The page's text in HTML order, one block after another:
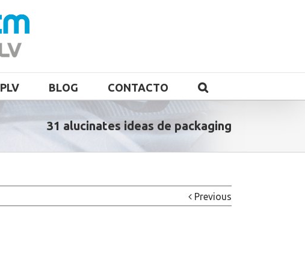
PLV BLOG CONTACTO
31 alucinates ideas de packaging
Previous